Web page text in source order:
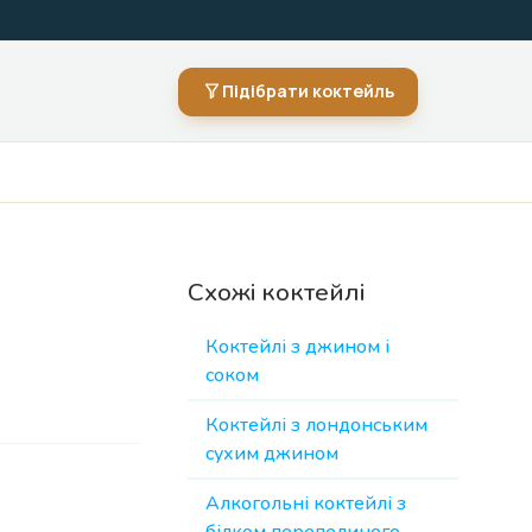
Підібрати коктейль
Схожі коктейлі
Коктейлі з джином і
соком
Коктейлі з лондонським
сухим джином
Алкогольні коктейлі з